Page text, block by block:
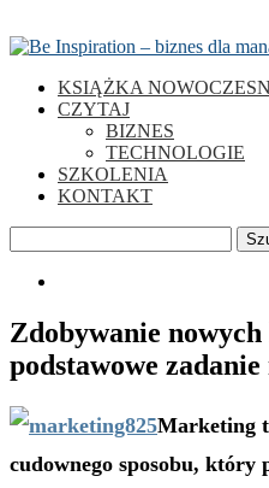
KSIĄŻKA
CZYTAJ
BIZNES
TECHNOLOGIE
SZKOLENIA
KONTAKT
Zdobywanie
podstawowe
Marketing
cudownego sposobu, który